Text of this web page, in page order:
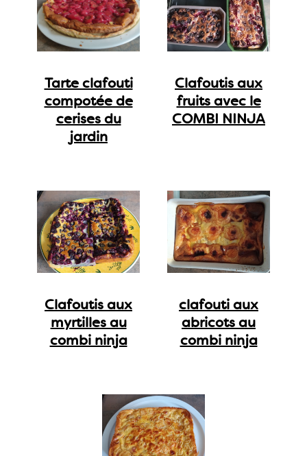
Tarte clafouti
compotée de
cerises du
jardin
Clafoutis aux
fruits avec le
COMBI NINJA
Clafoutis aux
myrtilles au
combi ninja
clafouti aux
abricots au
combi ninja